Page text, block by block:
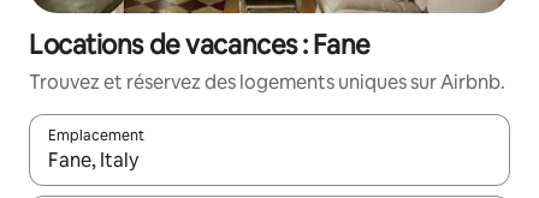
Locations de vacances : Fane
Trouvez et réservez des logements uniques sur Airbnb.
Emplacement
Quand les résultats sont affichés, parcourez-les en utilisant